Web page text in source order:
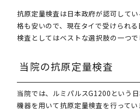
抗原定量検査は日本政府が認可して
格も安いので、現在タイで受けられ
検査としてはベストな選択肢の一つで
当院の抗原定量検査
当院では、ルミパルスG1200という
機器を用いて抗原定量検査を行って